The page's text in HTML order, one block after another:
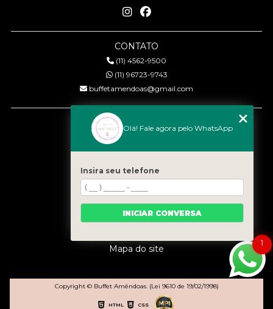
CONTATO
(11) 4562-9500
(11) 96723-9743
buffetamendoas@gmail.com
MENU
Quem somos
Serviços
Eventos
Gastronomia
Contato
Mapa do site
Copyright © Buffet Amêndoas. (Lei 9610 de 19/02/1998)
HTML CSS
1
Olá! Fale agora pelo WhatsApp
Insira seu telefone
INICIAR CONVERSA